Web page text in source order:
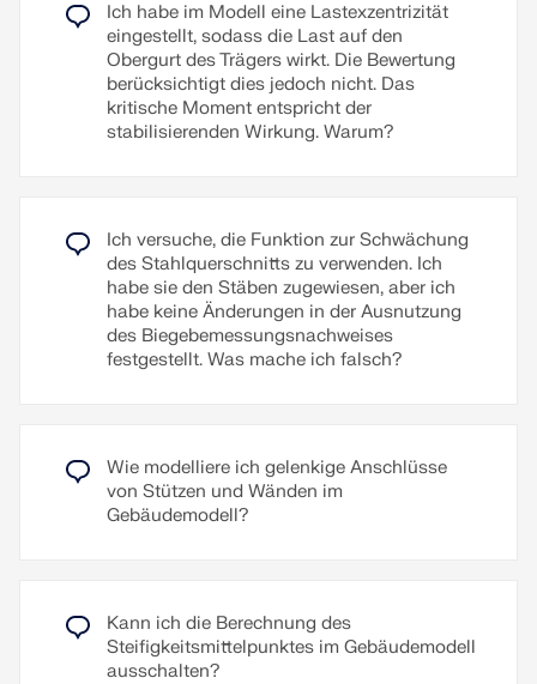
Ich habe im Modell eine Lastexzentrizität
eingestellt, sodass die Last auf den
Obergurt des Trägers wirkt. Die Bewertung
berücksichtigt dies jedoch nicht. Das
kritische Moment entspricht der
stabilisierenden Wirkung. Warum?
Ich versuche, die Funktion zur Schwächung
des Stahlquerschnitts zu verwenden. Ich
habe sie den Stäben zugewiesen, aber ich
habe keine Änderungen in der Ausnutzung
des Biegebemessungsnachweises
festgestellt. Was mache ich falsch?
Wie modelliere ich gelenkige Anschlüsse
von Stützen und Wänden im
Gebäudemodell?
Kann ich die Berechnung des
Steifigkeitsmittelpunktes im Gebäudemodell
ausschalten?